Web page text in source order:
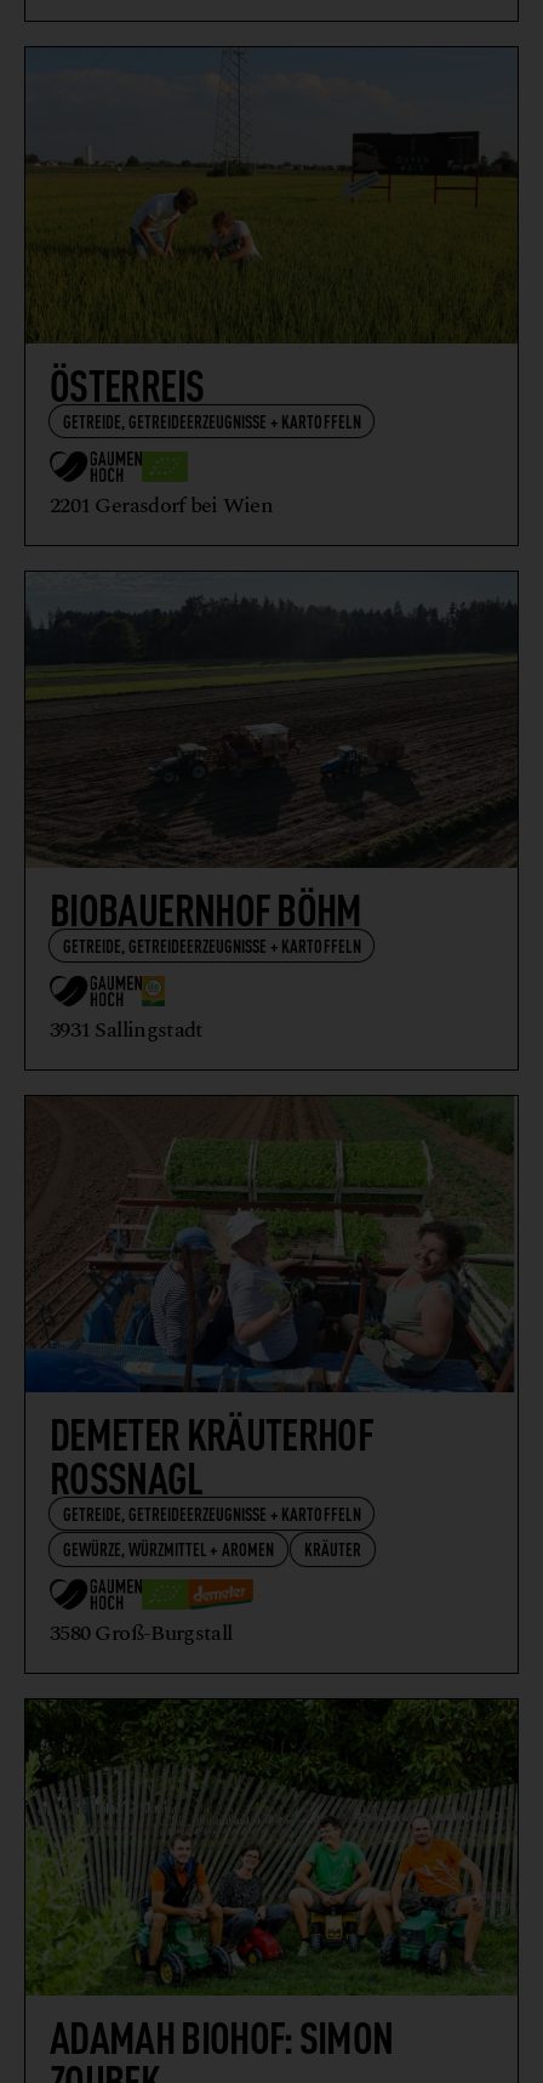
WEIN
ÖSTERREIS
GETREIDE, GETREIDEERZEUGNISSE + KARTOFFELN
2201 Gerasdorf bei Wien
BIOBAUERNHOF BÖHM
GETREIDE, GETREIDEERZEUGNISSE + KARTOFFELN
3931 Sallingstadt
DEMETER KRÄUTERHOF
ROSSNAGL
GETREIDE, GETREIDEERZEUGNISSE + KARTOFFELN
GEWÜRZE, WÜRZMITTEL + AROMEN
KRÄUTER
3580 Groß-Burgstall
ADAMAH BIOHOF: SIMON